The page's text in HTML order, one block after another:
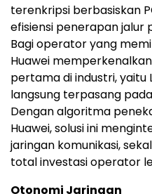
terenkripsi berbasiskan
efisiensi penerapan jalur
Bagi operator yang
Huawei
pertama di industri, yaitu
langsung terpasang pada
Dengan algoritma
Huawei, solusi ini
jaringan komunikasi,
total investasi operator
Otonomi Jaringan